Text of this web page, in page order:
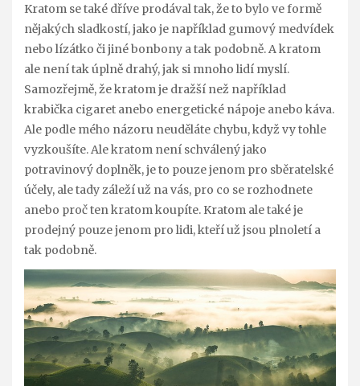
Kratom se také dříve prodával tak, že to bylo ve formě
nějakých sladkostí, jako je například gumový medvídek
nebo lízátko či jiné bonbony a tak podobně. A kratom
ale není tak úplně drahý, jak si mnoho lidí myslí.
Samozřejmě, že kratom je dražší než například
krabička cigaret anebo energetické nápoje anebo káva.
Ale podle mého názoru neuděláte chybu, když vy tohle
vyzkoušíte. Ale kratom není schválený jako
potravinový doplněk, je to pouze jenom pro sběratelské
účely, ale tady záleží už na vás, pro co se rozhodnete
anebo proč ten kratom koupíte. Kratom ale také je
prodejný pouze jenom pro lidi, kteří už jsou plnoletí a
tak podobně.